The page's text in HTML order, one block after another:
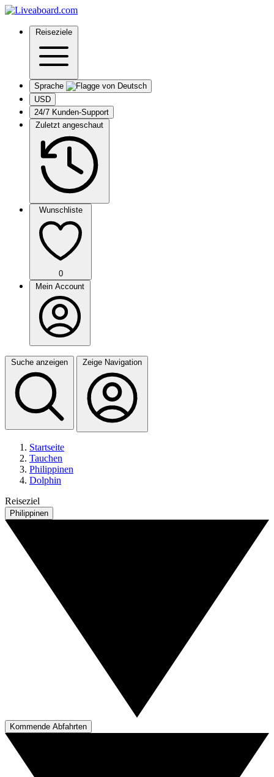
Reiseziele
Sprache
USD
24/7 Kunden-Support
Zuletzt angeschaut
Wunschliste
0
Mein Account
Suche anzeigen Zeige Navigation
Startseite
Tauchen
Philippinen
Dolphin
Reiseziel
Philippinen
Kommende Abfahrten